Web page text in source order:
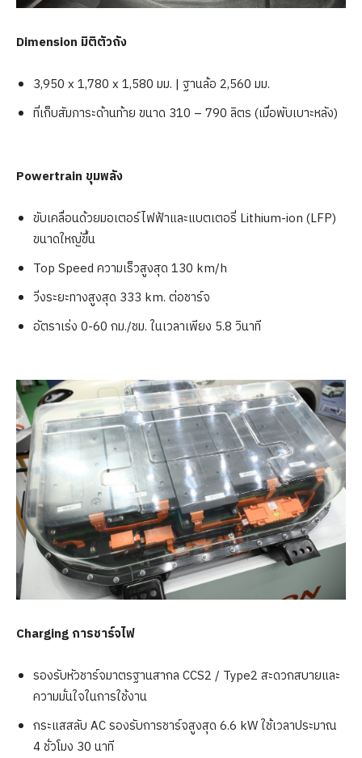
Dimension มิติตัวถัง
3,950 x 1,780 x 1,580 มม. | ฐานล้อ 2,560 มม.
ที่เก็บสัมภาระด้านท้าย ขนาด 310 – 790 ลิตร (เมื่อพับเบาะหลัง)
Powertrain ขุมพลัง
ขับเคลื่อนด้วยมอเตอร์ไฟฟ้าและแบตเตอรี่ Lithium-ion (LFP)
ขนาดใหญ่ขึ้น
Top Speed ความเร็วสูงสุด 130 km/h
วิ่งระยะทางสูงสุด 333 km. ต่อชาร์จ
อัตราเร่ง 0-60 กม./ชม. ในเวลาเพียง 5.8 วินาที
Charging การชาร์จไฟ
รองรับหัวชาร์จมาตรฐานสากล CCS2 / Type2 สะดวกสบายและ
ความมั่นใจในการใช้งาน
กระแสสลับ AC รองรับการชาร์จสูงสุด 6.6 kW ใช้เวลาประมาณ
4 ชั่วโมง 30 นาที